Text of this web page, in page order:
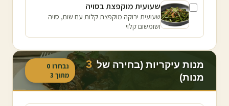
שעועית מוקפצת בסויה
שעועית ירוקה מוקפצת קלות עם שום, סויה
ושומשום קלוי
מנות עיקריות (בחירה של 3
מנות)
נבחרו 0
מתוך 3